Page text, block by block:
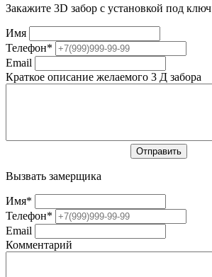
Закажите 3D забор с установкой под ключ
Имя
Телефон*
Email
Краткое описание желаемого 3 Д забора
Вызвать замерщика
Имя*
Телефон*
Email
Комментарий